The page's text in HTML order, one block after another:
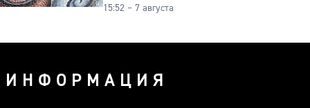
гранита
15:52 – 7 августа
ИНФОРМАЦИЯ